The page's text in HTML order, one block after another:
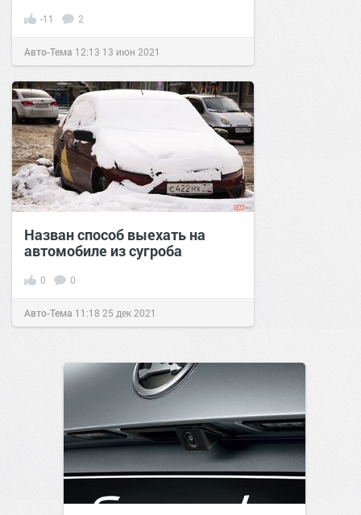
-11 2
Авто-Тема 12:13 13 июн 2021
Назван способ выехать на
автомобиле из сугроба
0 0
Авто-Тема 11:18 25 дек 2021